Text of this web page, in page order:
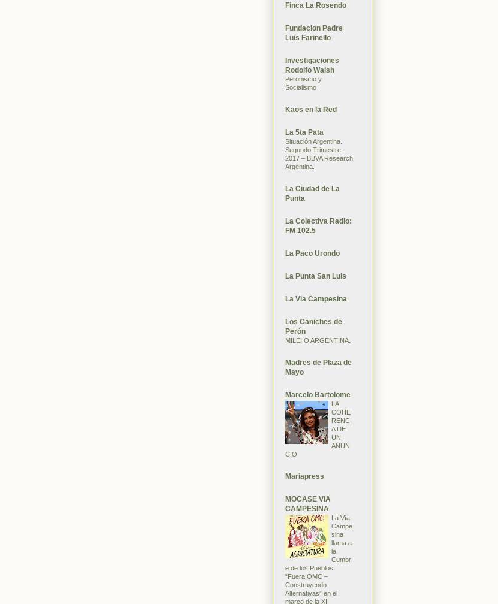
Finca La Rosendo
Fundacion Padre
Luis Farinello
Investigaciones
Rodolfo Walsh
Peronismo y
Socialismo
Kaos en la Red
La 5ta Pata
Situación Argentina.
Segundo Trimestre
2017 – BBVA Research
Argentina.
La Ciudad de La
Punta
La Colectiva Radio:
FM 102.5
La Paco Urondo
La Punta San Luis
La Via Campesina
Los Caniches de
Perón
MILEI O ARGENTINA.
Madres de Plaza de
Mayo
Marcelo Bartolome
LA
COHE
RENCI
A DE
UN
ANUN
CIO
Mariapress
MOCASE VIA
CAMPESINA
La Vía
Campe
sina
llama a
la
Cumbr
e de los Pueblos
“Fuera OMC –
Construyendo
Alternativas” en el
marco de la XI